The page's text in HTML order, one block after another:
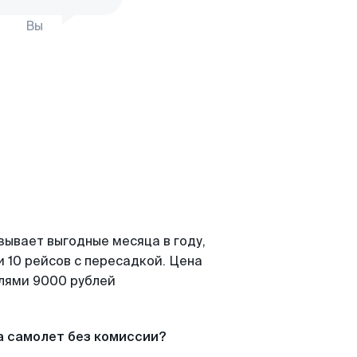
Вы
выгодные месяца в году,
рейсов с пересадкой. Цена
9000 рублей
самолет без комиссии?